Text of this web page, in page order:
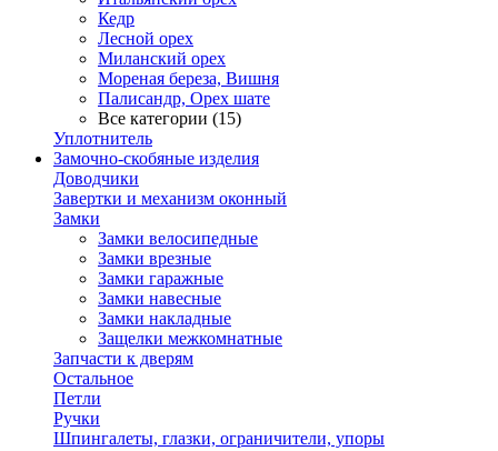
Кедр
Лесной орех
Миланский орех
Мореная береза, Вишня
Палисандр, Орех шате
Все категории (15)
Уплотнитель
Замочно-скобяные изделия
Доводчики
Завертки и механизм оконный
Замки
Замки велосипедные
Замки врезные
Замки гаражные
Замки навесные
Замки накладные
Защелки межкомнатные
Запчасти к дверям
Остальное
Петли
Ручки
Шпингалеты, глазки, ограничители, упоры